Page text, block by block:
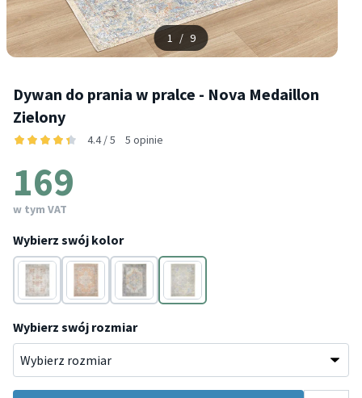
1 / 9
Dywan do prania w pralce - Nova Medaillon
Zielony
4.4 / 5 5 opinie
169
w tym VAT
Wybierz swój kolor
Szary TerakotaWielokolorowy
Zielony
Wybierz swój rozmiar